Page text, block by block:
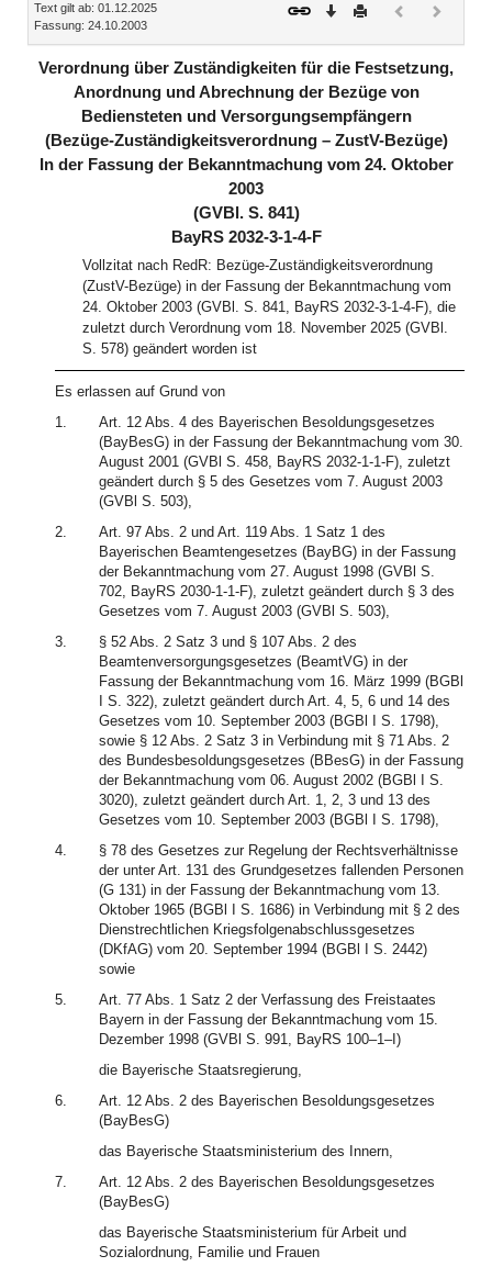
Text gilt ab: 01.12.2025
Fassung: 24.10.2003
Download
DruckenVorheriges
(inaktiv)(inaktiv)
Verordnung über Zuständigkeiten für die Festsetzung,
Anordnung und Abrechnung der Bezüge von
Bediensteten und Versorgungsempfängern
(Bezüge-Zuständigkeitsverordnung – ZustV-Bezüge)
In der Fassung der Bekanntmachung vom 24. Oktober
2003
(GVBl. S. 841)
BayRS 2032-3-1-4-F
Vollzitat nach RedR: Bezüge-Zuständigkeitsverordnung
(ZustV-Bezüge) in der Fassung der Bekanntmachung vom
24. Oktober 2003 (GVBl. S. 841, BayRS 2032-3-1-4-F), die
zuletzt durch Verordnung vom 18. November 2025 (GVBl.
S. 578) geändert worden ist
Es erlassen auf Grund von
1.
Art. 12 Abs. 4 des Bayerischen Besoldungsgesetzes
(BayBesG) in der Fassung der Bekanntmachung vom 30.
August 2001 (GVBl S. 458, BayRS 2032-1-1-F), zuletzt
geändert durch § 5 des Gesetzes vom 7. August 2003
(GVBl S. 503),
2.
Art. 97 Abs. 2 und Art. 119 Abs. 1 Satz 1 des
Bayerischen Beamtengesetzes (BayBG) in der Fassung
der Bekanntmachung vom 27. August 1998 (GVBl S.
702, BayRS 2030-1-1-F), zuletzt geändert durch § 3 des
Gesetzes vom 7. August 2003 (GVBl S. 503),
3.
§ 52 Abs. 2 Satz 3 und § 107 Abs. 2 des
Beamtenversorgungsgesetzes (BeamtVG) in der
Fassung der Bekanntmachung vom 16. März 1999 (BGBl
I S. 322), zuletzt geändert durch Art. 4, 5, 6 und 14 des
Gesetzes vom 10. September 2003 (BGBl I S. 1798),
sowie § 12 Abs. 2 Satz 3 in Verbindung mit § 71 Abs. 2
des Bundesbesoldungsgesetzes (BBesG) in der Fassung
der Bekanntmachung vom 06. August 2002 (BGBl I S.
3020), zuletzt geändert durch Art. 1, 2, 3 und 13 des
Gesetzes vom 10. September 2003 (BGBl I S. 1798),
4.
§ 78 des Gesetzes zur Regelung der Rechtsverhältnisse
der unter Art. 131 des Grundgesetzes fallenden Personen
(G 131) in der Fassung der Bekanntmachung vom 13.
Oktober 1965 (BGBl I S. 1686) in Verbindung mit § 2 des
Dienstrechtlichen Kriegsfolgenabschlussgesetzes
(DKfAG) vom 20. September 1994 (BGBl I S. 2442)
sowie
5.
Art. 77 Abs. 1 Satz 2 der Verfassung des Freistaates
Bayern in der Fassung der Bekanntmachung vom 15.
Dezember 1998 (GVBl S. 991, BayRS 100–1–I)
die Bayerische Staatsregierung,
6.
Art. 12 Abs. 2 des Bayerischen Besoldungsgesetzes
(BayBesG)
das Bayerische Staatsministerium des Innern,
7.
Art. 12 Abs. 2 des Bayerischen Besoldungsgesetzes
(BayBesG)
das Bayerische Staatsministerium für Arbeit und
Sozialordnung, Familie und Frauen